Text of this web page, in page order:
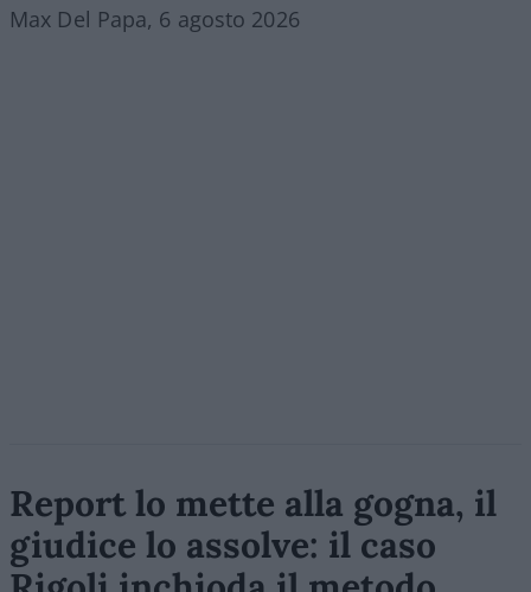
Max Del Papa, 6 agosto 2026
Report lo mette alla gogna, il
giudice lo assolve: il caso